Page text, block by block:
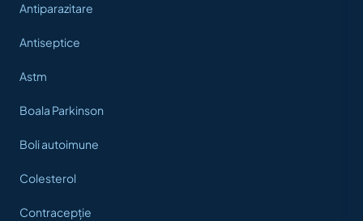
Antiparazitare
Antiseptice
Astm
Boala Parkinson
Boli autoimune
Colesterol
Contracepție